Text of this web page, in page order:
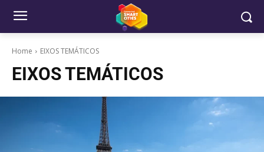
Home EIXOS TEMÁTICOS
EIXOS TEMÁTICOS